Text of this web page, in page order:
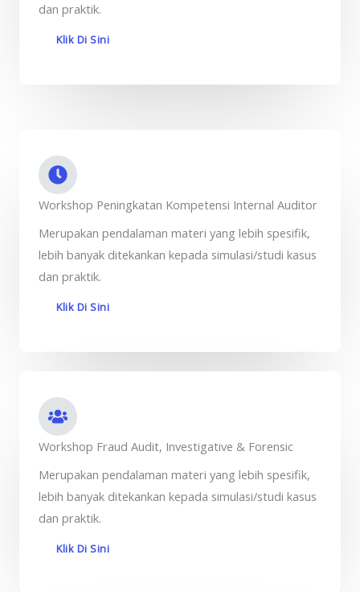
dan praktik.
Klik Di Sini
Workshop Peningkatan Kompetensi Internal Auditor
Merupakan pendalaman materi yang lebih spesifik,
lebih banyak ditekankan kepada simulasi/studi kasus
dan praktik.
Klik Di Sini
Workshop Fraud Audit, Investigative & Forensic
Merupakan pendalaman materi yang lebih spesifik,
lebih banyak ditekankan kepada simulasi/studi kasus
dan praktik.
Klik Di Sini